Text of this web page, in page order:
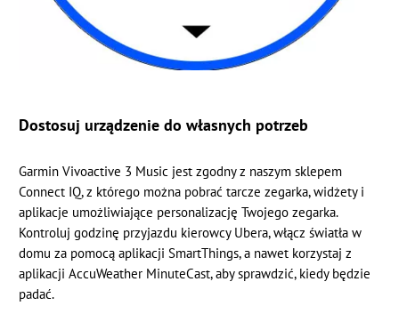
Dostosuj urządzenie do własnych potrzeb
Garmin Vivoactive 3 Music jest zgodny z naszym sklepem
Connect IQ, z którego można pobrać tarcze zegarka, widżety i
aplikacje umożliwiające personalizację Twojego zegarka.
Kontroluj godzinę przyjazdu kierowcy Ubera, włącz światła w
domu za pomocą aplikacji SmartThings, a nawet korzystaj z
aplikacji AccuWeather MinuteCast, aby sprawdzić, kiedy będzie
padać.